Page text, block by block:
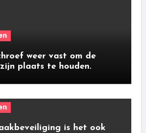
weer vast om de
plaats te houden.
is het ook